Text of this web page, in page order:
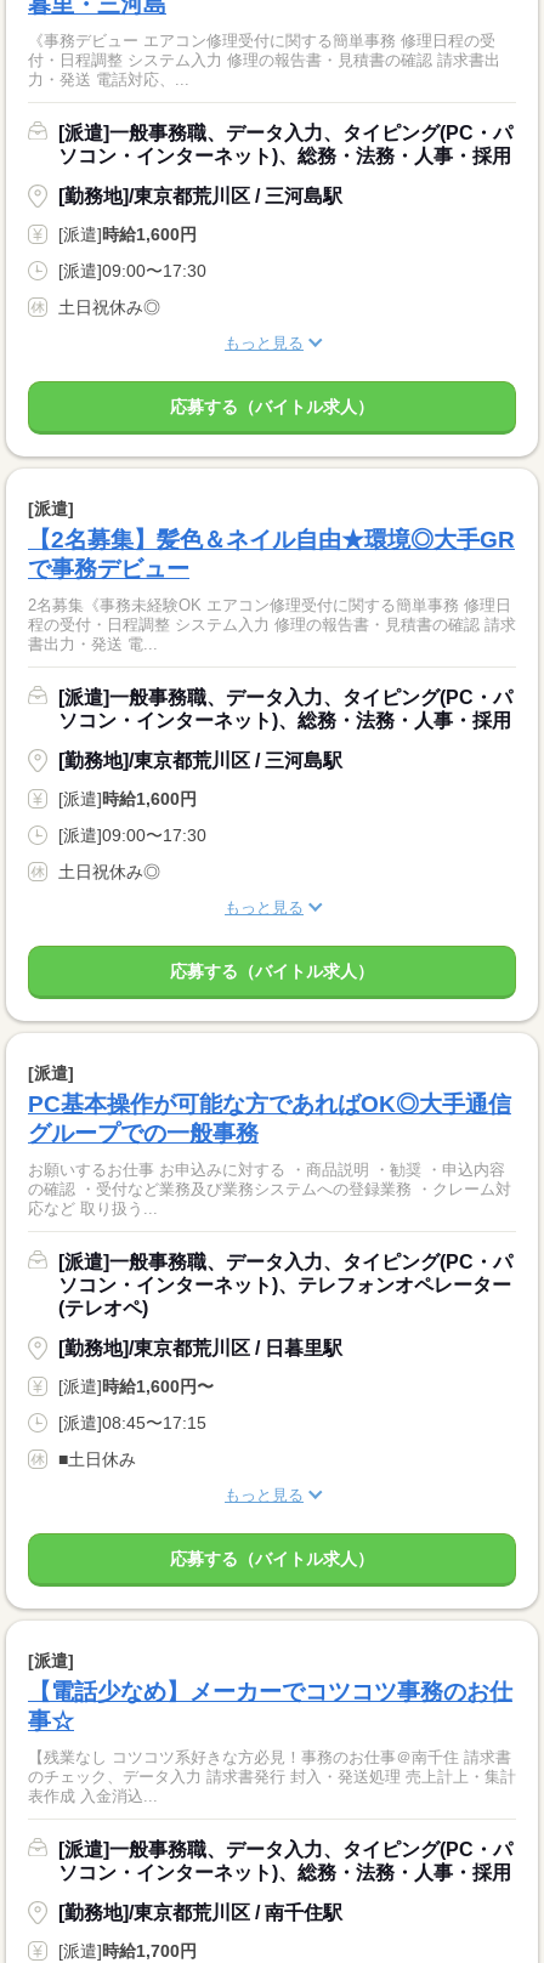
《事務デビュー エアコン修理受付に関する簡単事務 修理日程の受
付・日程調整 システム入力 修理の報告書・見積書の確認 請求書出
力・発送 電話対応、...
[派遣]一般事務職、データ入力、タイピング(PC・パ
ソコン・インターネット)、総務・法務・人事・採用
[勤務地]/東京都荒川区 / 三河島駅
[派遣]時給1,600円
[派遣]09:00〜17:30
土日祝休み◎
もっと見る
応募する（バイトル求人）
[派遣]
【2名募集】髪色＆ネイル自由★環境◎大手GR
で事務デビュー
2名募集《事務未経験OK エアコン修理受付に関する簡単事務 修理日
程の受付・日程調整 システム入力 修理の報告書・見積書の確認 請求
書出力・発送 電...
[派遣]一般事務職、データ入力、タイピング(PC・パ
ソコン・インターネット)、総務・法務・人事・採用
[勤務地]/東京都荒川区 / 三河島駅
[派遣]時給1,600円
[派遣]09:00〜17:30
土日祝休み◎
もっと見る
応募する（バイトル求人）
[派遣]
PC基本操作が可能な方であればOK◎大手通信
グループでの一般事務
お願いするお仕事 お申込みに対する ・商品説明 ・勧奨 ・申込内容
の確認 ・受付など業務及び業務システムへの登録業務 ・クレーム対
応など 取り扱う...
[派遣]一般事務職、データ入力、タイピング(PC・パ
ソコン・インターネット)、テレフォンオペレーター
(テレオペ)
[勤務地]/東京都荒川区 / 日暮里駅
[派遣]時給1,600円〜
[派遣]08:45〜17:15
■土日休み
もっと見る
応募する（バイトル求人）
[派遣]
【電話少なめ】メーカーでコツコツ事務のお仕
事☆
【残業なし コツコツ系好きな方必見！事務のお仕事＠南千住 請求書
のチェック、データ入力 請求書発行 封入・発送処理 売上計上・集計
表作成 入金消込...
[派遣]一般事務職、データ入力、タイピング(PC・パ
ソコン・インターネット)、総務・法務・人事・採用
[勤務地]/東京都荒川区 / 南千住駅
[派遣]時給1,700円